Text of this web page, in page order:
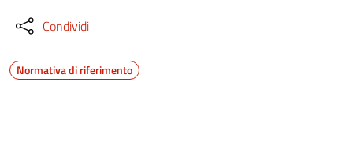
Condividi
Normativa di riferimento